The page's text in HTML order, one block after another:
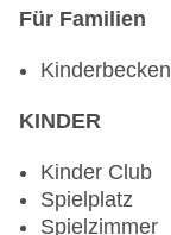
Für Familien
Kinderbecken
KINDER
Kinder Club
Spielplatz
Spielzimmer